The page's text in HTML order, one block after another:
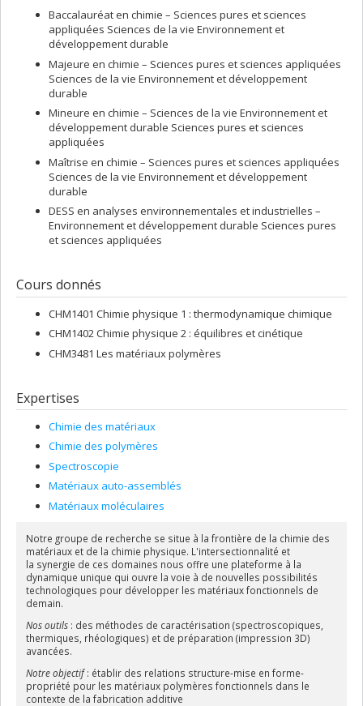
publiques et scientifiques: après avoir complété un mandat de
trois ans comme membre du Conseil jeunesse de la Conseillère
scientifique en chef du Canada (2020-2023), elle a été sélectionnée
comme déléguée dans le programme la Science rencontre le
Parlement (2023).
Baccalauréat en chimie – Sciences pures et sciences
appliquées Sciences de la vie Environnement et
développement durable
Majeure en chimie – Sciences pures et sciences appliquées
Sciences de la vie Environnement et développement
durable
Mineure en chimie – Sciences de la vie Environnement et
développement durable Sciences pures et sciences
appliquées
Maîtrise en chimie – Sciences pures et sciences appliquées
Sciences de la vie Environnement et développement
durable
DESS en analyses environnementales et industrielles –
Environnement et développement durable Sciences pures
et sciences appliquées
Cours donnés
CHM1401 Chimie physique 1 : thermodynamique chimique
CHM1402 Chimie physique 2 : équilibres et cinétique
CHM3481 Les matériaux polymères
Expertises
Chimie des matériaux
Chimie des polymères
Spectroscopie
Matériaux auto-assemblés
Matériaux moléculaires
Notre groupe de recherche se situe à la frontière de la chimie des
matériaux et de la chimie physique. L'intersectionnalité et
la synergie de ces domaines nous offre une plateforme à la
dynamique unique qui ouvre la voie à de nouvelles possibilités
technologiques pour développer les matériaux fonctionnels de
demain.
Nos outils: des méthodes de caractérisation (spectroscopiques,
thermiques, rhéologiques) et de préparation (impression 3D)
avancées.
Notre objectif: établir des relations structure-mise en forme-
propriété pour les matériaux polymères fonctionnels dans le
contexte de la fabrication additive